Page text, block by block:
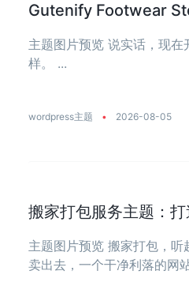
Gutenify Footwear
主题图片预览 说实话，现
样。 ...
wordpress主题 • 2026-08-05
搬家打包服务主题：
主题图片预览 搬家打包，听
卖出去，一个干净利落的网